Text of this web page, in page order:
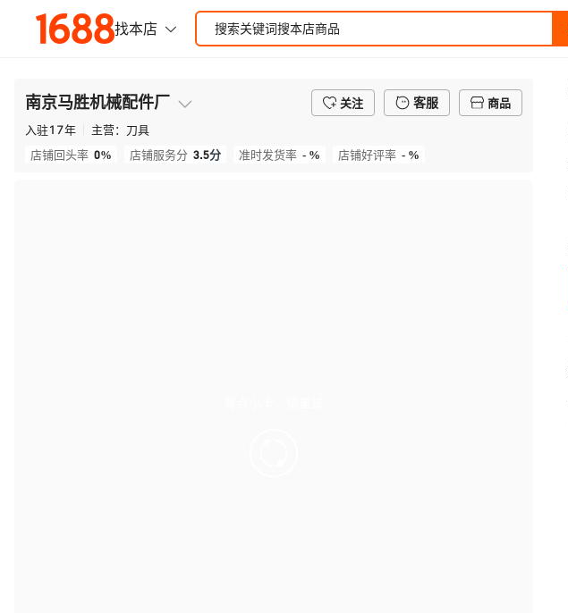
南京马胜机械配件厂 关注 客服
商品
入驻17年 主营： 刀具
店铺回头率 0% 店铺服务分 3.5分 准时发货率 - % 店铺好评率 - %